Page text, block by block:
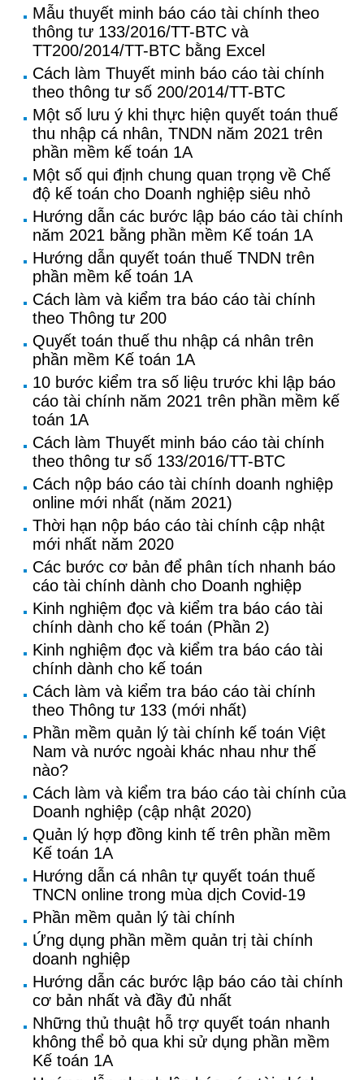
Mẫu thuyết minh báo cáo tài chính theo
thông tư 133/2016/TT-BTC và
TT200/2014/TT-BTC bằng Excel
Cách làm Thuyết minh báo cáo tài chính
theo thông tư số 200/2014/TT-BTC
Một số lưu ý khi thực hiện quyết toán thuế
thu nhập cá nhân, TNDN năm 2021 trên
phần mềm kế toán 1A
Một số qui định chung quan trọng về Chế
độ kế toán cho Doanh nghiệp siêu nhỏ
Hướng dẫn các bước lập báo cáo tài chính
năm 2021 bằng phần mềm Kế toán 1A
Hướng dẫn quyết toán thuế TNDN trên
phần mềm kế toán 1A
Cách làm và kiểm tra báo cáo tài chính
theo Thông tư 200
Quyết toán thuế thu nhập cá nhân trên
phần mềm Kế toán 1A
10 bước kiểm tra số liệu trước khi lập báo
cáo tài chính năm 2021 trên phần mềm kế
toán 1A
Cách làm Thuyết minh báo cáo tài chính
theo thông tư số 133/2016/TT-BTC
Cách nộp báo cáo tài chính doanh nghiệp
online mới nhất (năm 2021)
Thời hạn nộp báo cáo tài chính cập nhật
mới nhất năm 2020
Các bước cơ bản để phân tích nhanh báo
cáo tài chính dành cho Doanh nghiệp
Kinh nghiệm đọc và kiểm tra báo cáo tài
chính dành cho kế toán (Phần 2)
Kinh nghiệm đọc và kiểm tra báo cáo tài
chính dành cho kế toán
Cách làm và kiểm tra báo cáo tài chính
theo Thông tư 133 (mới nhất)
Phần mềm quản lý tài chính kế toán Việt
Nam và nước ngoài khác nhau như thế
nào?
Cách làm và kiểm tra báo cáo tài chính của
Doanh nghiệp (cập nhật 2020)
Quản lý hợp đồng kinh tế trên phần mềm
Kế toán 1A
Hướng dẫn cá nhân tự quyết toán thuế
TNCN online trong mùa dịch Covid-19
Phần mềm quản lý tài chính
Ứng dụng phần mềm quản trị tài chính
doanh nghiệp
Hướng dẫn các bước lập báo cáo tài chính
cơ bản nhất và đầy đủ nhất
Những thủ thuật hỗ trợ quyết toán nhanh
không thể bỏ qua khi sử dụng phần mềm
Kế toán 1A